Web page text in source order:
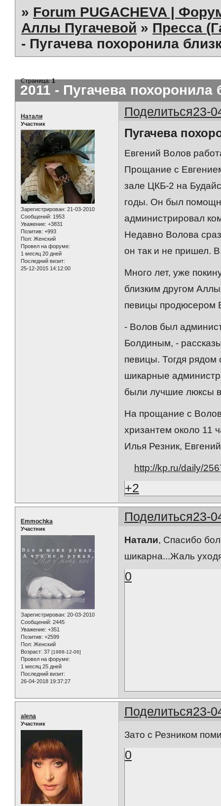
» Forum PUGACHEVA |
Аллы Пугачевой » Пресса
- Пугачева похоронила
2011 - Пугачева
Страница:1
Поделиться23-
Натали
Участник
Зарегистрирован: 21-03-2010
Сообщений: 1953
Уважение: +3831
Позитив: +993
Пол: Женский
Провел на форуме:
1 месяц 20 дней
Последний визит:
25-12-2015 14:12:00
Пугачева
Евгений Волов
Прощание с
зале ЦКБ-2 на
годы. Он был
администрировал
Недавно Волова
он так и не пришел.
Много лет, уже
близким другом
певицы продюсером
- Волов был
Болдиным, -
певицы. Тогдя
шикарные
были лучшие люксы
На прощание с
хризантем около 11
Илья Резник,
http://kp.ru/daily/
+2
Поделиться23-
Emmochka
Участник
Зарегистрирован: 20-03-2010
Сообщений: 2445
Уважение: +351
Позитив: +2599
Пол: Женский
Возраст: 37 [1988-12-06]
Провел на форуме:
1 месяц 25 дней
Последний визит:
26-04-2018 19:37:27
Натали, Спасибо
шикарна...Жаль
0
Поделиться23-
alena
Участник
Зато с Резником
0